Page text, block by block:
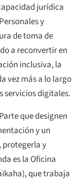
jurídica
y
de toma de
a reconvertir en
inclusiva, la
vez más a lo largo
servicios digitales.
que designen
y un
protegerla y
es la Oficina
), que trabaja